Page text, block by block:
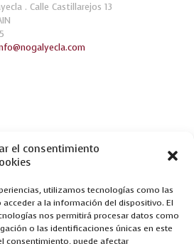
el consentimiento
utilizamos tecnologías como las
a la información del dispositivo. El
nos permitirá procesar datos como
o las identificaciones únicas en este
consentimiento, puede afectar
. Calle Castillarejos 13
FERIA DE ZARAGOZA!
EN FERIA DEL MUEBLE YECLA 2017